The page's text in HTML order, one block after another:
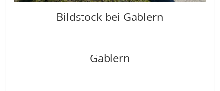
Bildstock bei Gablern
Gablern